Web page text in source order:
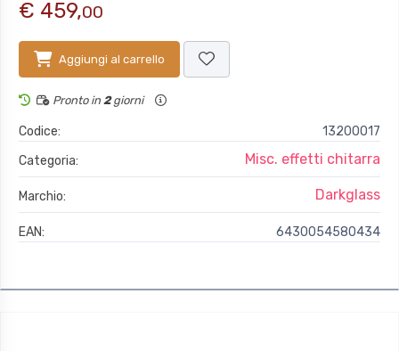
€ 459,00
Aggiungi al carrello
Pronto in 2giorni
Codice:
13200017
Categoria:
Misc. effetti chitarra
Marchio: Darkglass
EAN: 6430054580434